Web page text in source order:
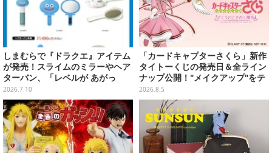
しまむらで『ドラクエ』アイテム
が発売！スライムのミラーやヘア
ターバン、「レベルが あがっ
た！」アクセサリーなど
2026.7.10
「カードキャプターさくら」新作
タイトーくじの発売日＆全ライン
ナップ公開！"メイクアップ"をテ
ーマに、日常でも使いたくなるア
イテムがズラリ
2026.8.5